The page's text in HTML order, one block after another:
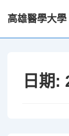
Skip高雄醫學大
日期: